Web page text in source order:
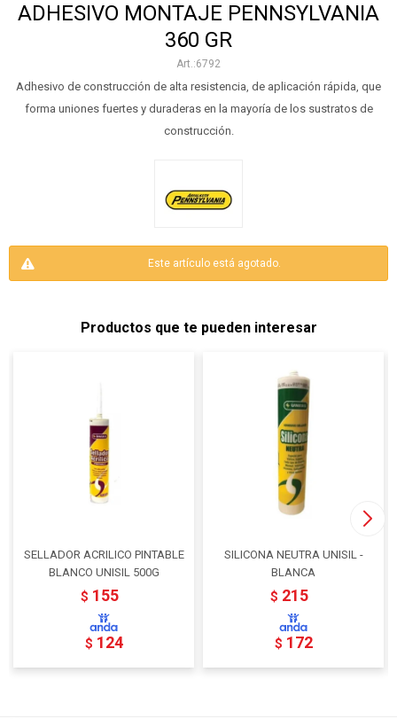
ADHESIVO MONTAJE PENNSYLVANIA
360 GR
6792
Adhesivo de construcción de alta resistencia, de aplicación rápida, que
forma uniones fuertes y duraderas en la mayoría de los sustratos de
construcción.
Este artículo está agotado.
Productos que te pueden interesar
SELLADOR ACRILICO PINTABLE
BLANCO UNISIL 500G
$ 155
$ 124
SILICONA NEUTRA UNISIL -
BLANCA
$ 215
$ 172